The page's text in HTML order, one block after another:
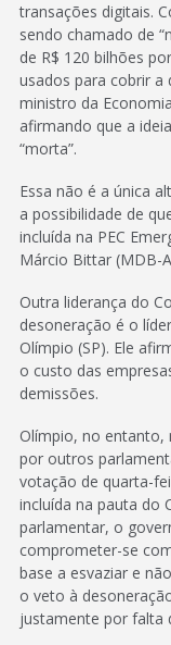
transações digitais.
sendo chamado de
de R$ 120 bilhões
usados para cobrir a
ministro da
afirmando que a
“morta”.
Essa não é a única
a possibilidade de
incluída na PEC
Márcio Bittar (MDB-
Outra liderança do
desoneração é o
Olímpio (SP). Ele
o custo das
demissões.
Olímpio, no entanto,
por outros
votação de quarta-
incluída na pauta do
parlamentar, o
comprometer-se
base a esvaziar e
o veto à
justamente por falta